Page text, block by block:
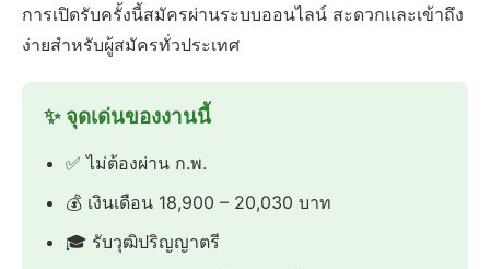
การเปิดรับครั้งนี้สมัครผ่านระบบออนไลน์ สะดวกและเข้าถึง
ง่ายสำหรับผู้สมัครทั่วประเทศ
✨ จุดเด่นของงานนี้
✅ ไม่ต้องผ่าน ก.พ.
💰 เงินเดือน 18,900 – 20,030 บาท
🎓 รับวุฒิปริญญาตรี